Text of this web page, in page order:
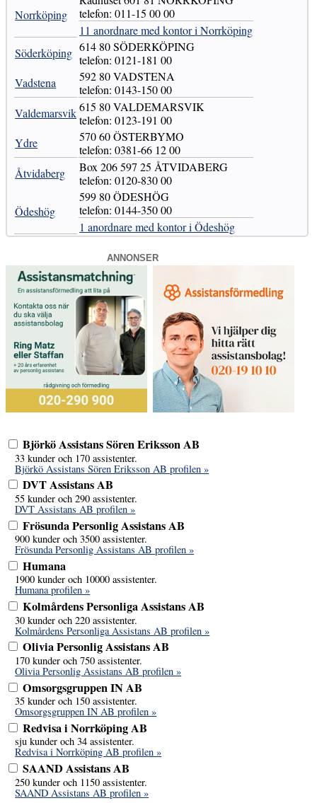
Norrköping
telefon: 011-15 00 00
11 anordnare med kontor i Norrköping
Söderköping 614 80 SÖDERKÖPING
telefon: 0121-181 00
Vadstena
592 80 VADSTENA
telefon: 0143-150 00
Valdemarsvik615 80 VALDEMARSVIK
telefon: 0123-191 00
Ydre
570 60 ÖSTERBYMO
telefon: 0381-66 12 00
Åtvidaberg
Box 206 597 25 ÅTVIDABERG
telefon: 0120-830 00
Ödeshög
599 80 ÖDESHÖG
telefon: 0144-350 00
1 anordnare med kontor i Ödeshög
ANNONSER
Björkö Assistans Sören Eriksson AB
33 kunder och 170 assistenter.
Björkö Assistans Sören Eriksson AB profilen »
DVT Assistans AB
55 kunder och 290 assistenter.
DVT Assistans AB profilen »
Frösunda Personlig Assistans AB
900 kunder och 3500 assistenter.
Frösunda Personlig Assistans AB profilen »
Humana
1900 kunder och 10000 assistenter.
Humana profilen »
Kolmårdens Personliga Assistans AB
30 kunder och 220 assistenter.
Kolmårdens Personliga Assistans AB profilen »
Olivia Personlig Assistans AB
170 kunder och 750 assistenter.
Olivia Personlig Assistans AB profilen »
Omsorgsgruppen IN AB
35 kunder och 150 assistenter.
Omsorgsgruppen IN AB profilen »
Redvisa i Norrköping AB
sju kunder och 34 assistenter.
Redvisa i Norrköping AB profilen »
SAAND Assistans AB
250 kunder och 1150 assistenter.
SAAND Assistans AB profilen »